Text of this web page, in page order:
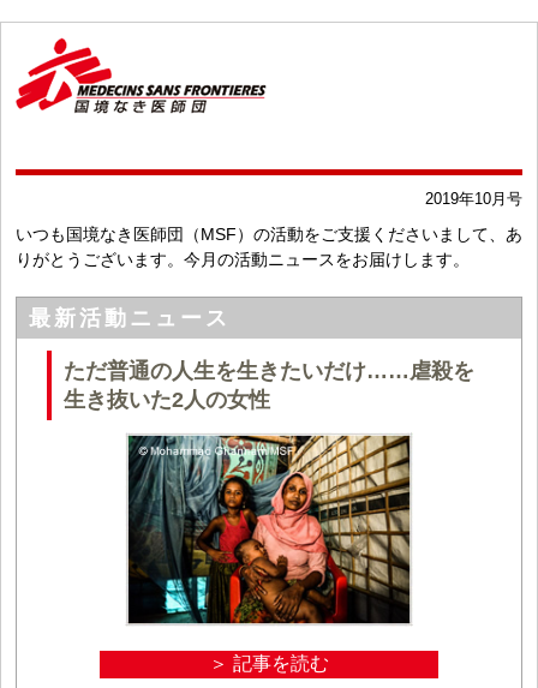
2019年10月号
いつも国境なき医師団（MSF）の活動をご支援くださいまして、あ
りがとうございます。今月の活動ニュースをお届けします。
最新活動ニュース
ただ普通の人生を生きたいだけ……虐殺を
生き抜いた2人の女性
＞ 記事を読む